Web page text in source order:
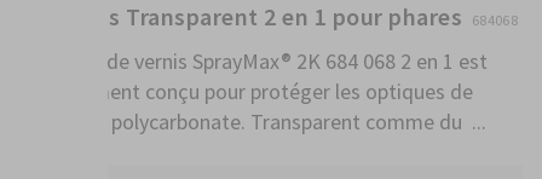
2K Vernis Transparent 2 en 1 pour phares 684068
L’aérosol de vernis SprayMax® 2K 684 068 2 en 1 est
spécialement conçu pour protéger les optiques de
phares en polycarbonate. Transparent comme du ...